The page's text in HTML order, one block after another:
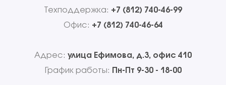
Техподдержка: +7 (812) 740-46-99
Офис: +7 (812) 740-46-64
Адрес: улица Ефимова, д.3, офис 410
График работы:
Пн-Пт 9-30 - 18-00